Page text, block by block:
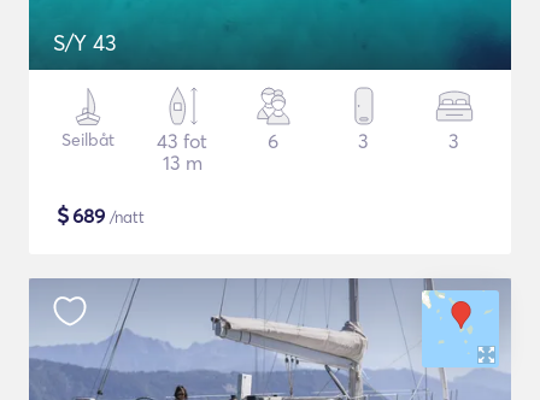
S/Y 43
Seilbåt
43 fot
13 m
6 3 3
$689 /natt